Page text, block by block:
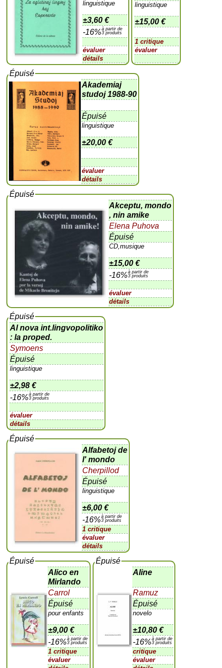
linguistique
±3,60 €
-16%à partir de
3 produits
évaluer
détails
linguistique
±15,00 €
1 critique
évaluer
Épuisé
Akademiaj
studoj 1988-90
Épuisé
linguistique
±20,00 €
évaluer
détails
Épuisé
Akceptu, mondo
, nin amike
Elena Puhova
Épuisé
CD,musique
±15,00 €
-16%à partir de
3 produits
évaluer
détails
Épuisé
Al nova int.lingvopolitiko
: la proped.
Symoens
Épuisé
linguistique
±2,98 €
-16%à partir de
3 produits
évaluer
détails
Épuisé
Alfabetoj de
l' mondo
Cherpillod
Épuisé
linguistique
±6,00 €
-16%à partir de
3 produits
1 critique
évaluer
détails
Épuisé
Alico en
Mirlando
Carrol
Épuisé
pour enfants
±9,00 €
-16%à partir de
3 produits
1 critique
évaluer
Épuisé
Aline
Ramuz
Épuisé
novelo
±10,80 €
-16%à partir de
3 produits
critique
évaluer